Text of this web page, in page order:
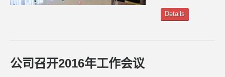
Details
公司召开2016年工作会议